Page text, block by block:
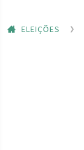
ELEIÇÕES